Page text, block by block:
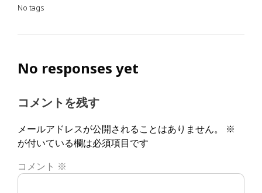
No tags
No responses yet
コメントを残す
メールアドレスが公開されることはありません。
※
が付いている欄は必須項目です
コメント ※